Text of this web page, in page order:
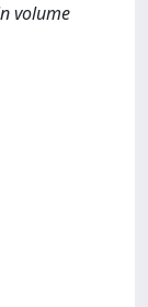
volume